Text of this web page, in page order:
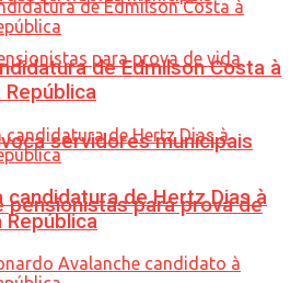
servidores municipais
pensionistas para prova de
de Edmilson Costa à
candidatura de Hertz Dias à